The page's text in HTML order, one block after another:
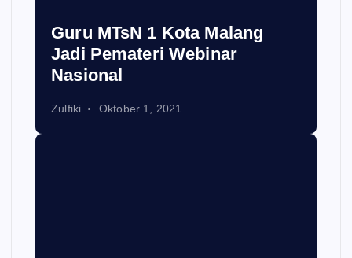
Guru MTsN 1 Kota Malang
Jadi Pemateri Webinar
Nasional
Zulfiki Oktober 1, 2021